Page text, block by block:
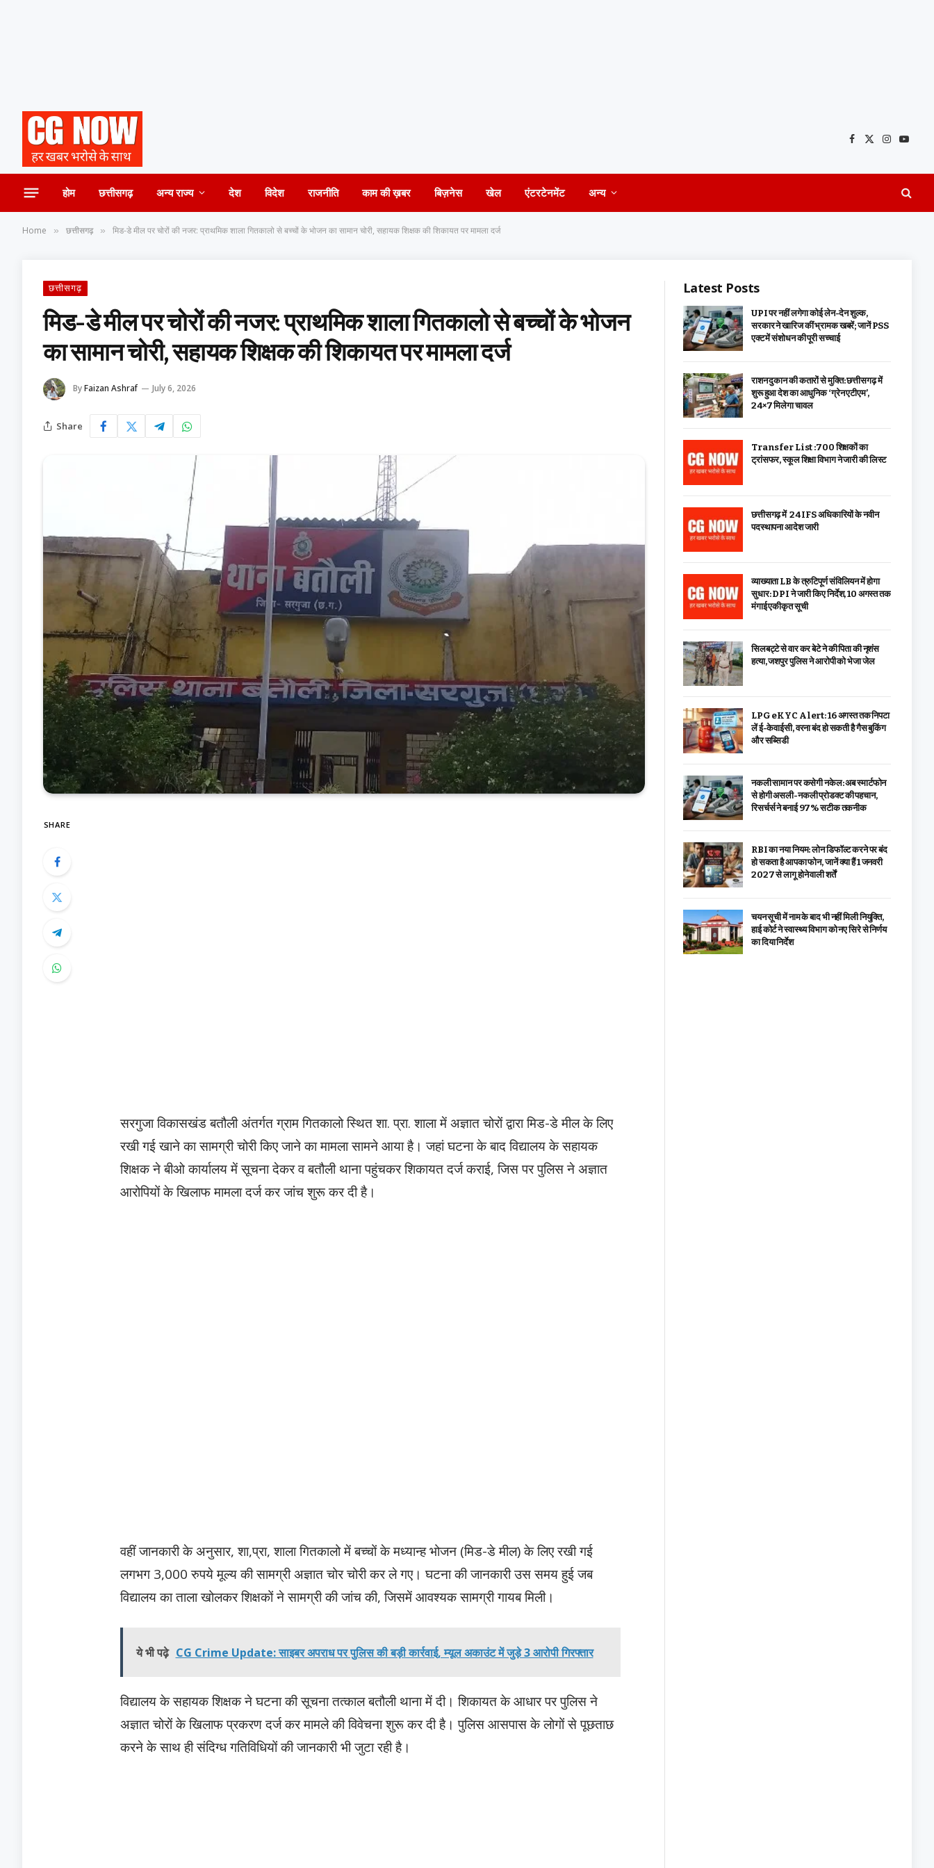
Facebook
X
Instagram
होम छत्तीसगढ़ अन्य राज्य देश विदेश राजनीति काम की ख़बर बिज़नेस खेल एंटरटेनमेंट अन्य
Home » छत्तीसगढ़ » मिड-डे मील पर चोरों की नजर: प्राथमिक शाला गितकालो से बच्चों के भोजन का सामान चोरी, सहायक शिक्षक की शिकायत पर मामला दर्ज
छत्तीसगढ़
मिड-डे मील पर चोरों की नजर: प्राथमिक शाला गितकालो से बच्चों के भोजन
का सामान चोरी, सहायक शिक्षक की शिकायत पर मामला दर्ज
ByFaizan Ashraf July 6, 2026
Share
SHARE
सरगुजा विकासखंड बतौली अंतर्गत ग्राम गितकालो स्थित शा. प्रा. शाला में अज्ञात चोरों द्वारा मिड-डे मील के लिए
रखी गई खाने का सामग्री चोरी किए जाने का मामला सामने आया है। जहां घटना के बाद विद्यालय के सहायक
शिक्षक ने बीओ कार्यालय में सूचना देकर व बतौली थाना पहुंचकर शिकायत दर्ज कराई, जिस पर पुलिस ने अज्ञात
आरोपियों के खिलाफ मामला दर्ज कर जांच शुरू कर दी है।
वहीं जानकारी के अनुसार, शा,प्रा, शाला गितकालो में बच्चों के मध्यान्ह भोजन (मिड-डे मील) के लिए रखी गई
लगभग 3,000 रुपये मूल्य की सामग्री अज्ञात चोर चोरी कर ले गए। घटना की जानकारी उस समय हुई जब
विद्यालय का ताला खोलकर शिक्षकों ने सामग्री की जांच की, जिसमें आवश्यक सामग्री गायब मिली।
ये भी पढ़े CG Crime Update: साइबर अपराध पर पुलिस की बड़ी कार्रवाई, म्यूल अकाउंट में जुड़े 3 आरोपी गिरफ्तार
विद्यालय के सहायक शिक्षक ने घटना की सूचना तत्काल बतौली थाना में दी। शिकायत के आधार पर पुलिस ने
अज्ञात चोरों के खिलाफ प्रकरण दर्ज कर मामले की विवेचना शुरू कर दी है। पुलिस आसपास के लोगों से पूछताछ
करने के साथ ही संदिग्ध गतिविधियों की जानकारी भी जुटा रही है।
Latest Posts
UPI पर नहीं लगेगा कोई लेन-देन शुल्क,
सरकार ने खारिज कीं भ्रामक खबरें; जानें PSS
एक्ट में संशोधन की पूरी सच्चाई
राशन दुकान की कतारों से मुक्ति: छत्तीसगढ़ में
शुरू हुआ देश का आधुनिक ‘ग्रेन एटीएम’,
24×7 मिलेगा चावल
Transfer List :700 शिक्षकों का
ट्रांसफर, स्कूल शिक्षा विभाग ने जारी की लिस्ट
छत्तीसगढ़ में 24 IFS अधिकारियों के नवीन
पदस्थापना आदेश जारी
व्याख्याता LB के त्रुटिपूर्ण संविलियन में होगा
सुधार: DPI ने जारी किए निर्देश, 10 अगस्त तक
मंगाई एकीकृत सूची
सिलबट्टे से वार कर बेटे ने की पिता की नृशंस
हत्या, जशपुर पुलिस ने आरोपी को भेजा जेल
LPG eKYC Alert: 16 अगस्त तक निपटा
लें ई-केवाईसी, वरना बंद हो सकती है गैस बुकिंग
और सब्सिडी
नकली सामान पर कसेगी नकेल: अब स्मार्टफोन
से होगी असली-नकली प्रोडक्ट की पहचान,
रिसर्चर्स ने बनाई 97% सटीक तकनीक
RBI का नया नियम: लोन डिफॉल्ट करने पर बंद
हो सकता है आपका फोन, जानें क्या हैं 1 जनवरी
2027 से लागू होने वाली शर्तें
चयन सूची में नाम के बाद भी नहीं मिली नियुक्ति,
हाई कोर्ट ने स्वास्थ्य विभाग को नए सिरे से निर्णय
का दिया निर्देश